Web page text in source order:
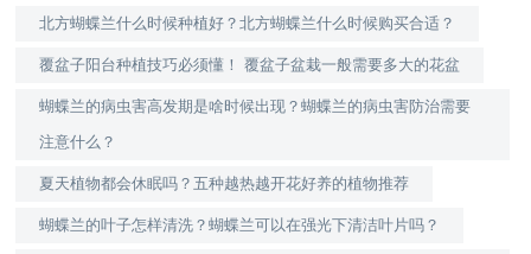
北方蝴蝶兰什么时候种植好？北方蝴蝶兰什么时候购买合适？
覆盆子阳台种植技巧必须懂！ 覆盆子盆栽一般需要多大的花盆
蝴蝶兰的病虫害高发期是啥时候出现？蝴蝶兰的病虫害防治需要
注意什么？
夏天植物都会休眠吗？五种越热越开花好养的植物推荐
蝴蝶兰的叶子怎样清洗？蝴蝶兰可以在强光下清洁叶片吗？